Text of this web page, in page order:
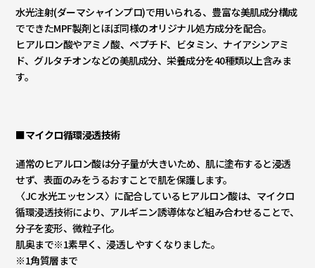
水光注射(ダーマシャインプロ)で用いられる、豊富な美肌成分構成
でできたMPF製剤とほぼ同様のオリジナル処方成分を配合。
ヒアルロン酸やアミノ酸、ペプチド、ビタミン、ナイアシンアミ
ド、グルタチオンなどの美肌成分、栄養成分を40種類以上含みま
す。
■マイクロ循環浸透技術
通常のヒアルロン酸は分子量が大きいため、肌に塗布すると浸透
せず、表面のみをうるおすことで肌を保護します。
〈JC 水光エッセンス〉に配合しているヒアルロン酸は、マイクロ
循環浸透技術により、アルギニン誘導体など組み合わせることで、
分子を変形、微粒子化。
肌奥まで※1素早く、浸透しやすくなりました。
※1角質層まで